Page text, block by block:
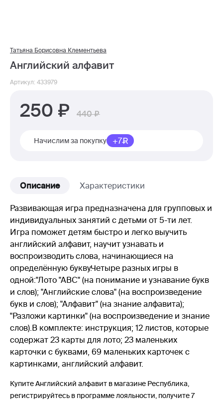
Татьяна Борисовна Клементьева
Английский алфавит
Артикул: 433979
250 440
Начислим за покупку +7
Описание Характеристики
Развивающая игра предназначена для групповых и
индивидуальных занятий с детьми от 5-ти лет.
Игра поможет детям быстро и легко выучить
английский алфавит, научит узнавать и
воспроизводить слова, начинающиеся на
определённую букву.Четыре разных игры в
одной:"Лото "АВС" (на понимание и узнавание букв
и слов); "Английские слова" (на воспроизведение
букв и слов); "Алфавит" (на знание алфавита);
"Разложи картинки" (на воспроизведение и знание
слов).В комплекте: инструкция; 12 листов, которые
содержат 23 карты для лото; 23 маленьких
карточки с буквами, 69 маленьких карточек с
картинками, английский алфавит.
Купите Английский алфавит в магазине Республика,
регистрируйтесь в программе лояльности, получите 7